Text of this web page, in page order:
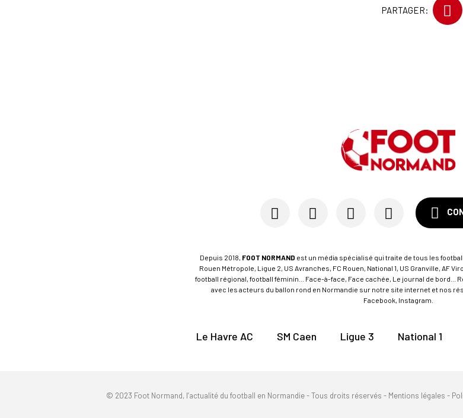
PARTAGER:
Depuis 2018, FOOT NORMAND est un média spécialisé qui traite de tous les
Rouen Métropole, Ligue 2, US Avranches, FC Rouen, National 1, US Granville, AF
football régional, football féminin... Face-à-face, Face cachée, Le journal de bord...
avec les acteurs du ballon rond en Normandie sur notre site internet et nos
Facebook, Instagram.
Le Havre AC SM Caen Ligue 3 National 1
© 2023 Foot Normand, l’actualité du football en Normandie - Tous droits réservés - Mentions légales -